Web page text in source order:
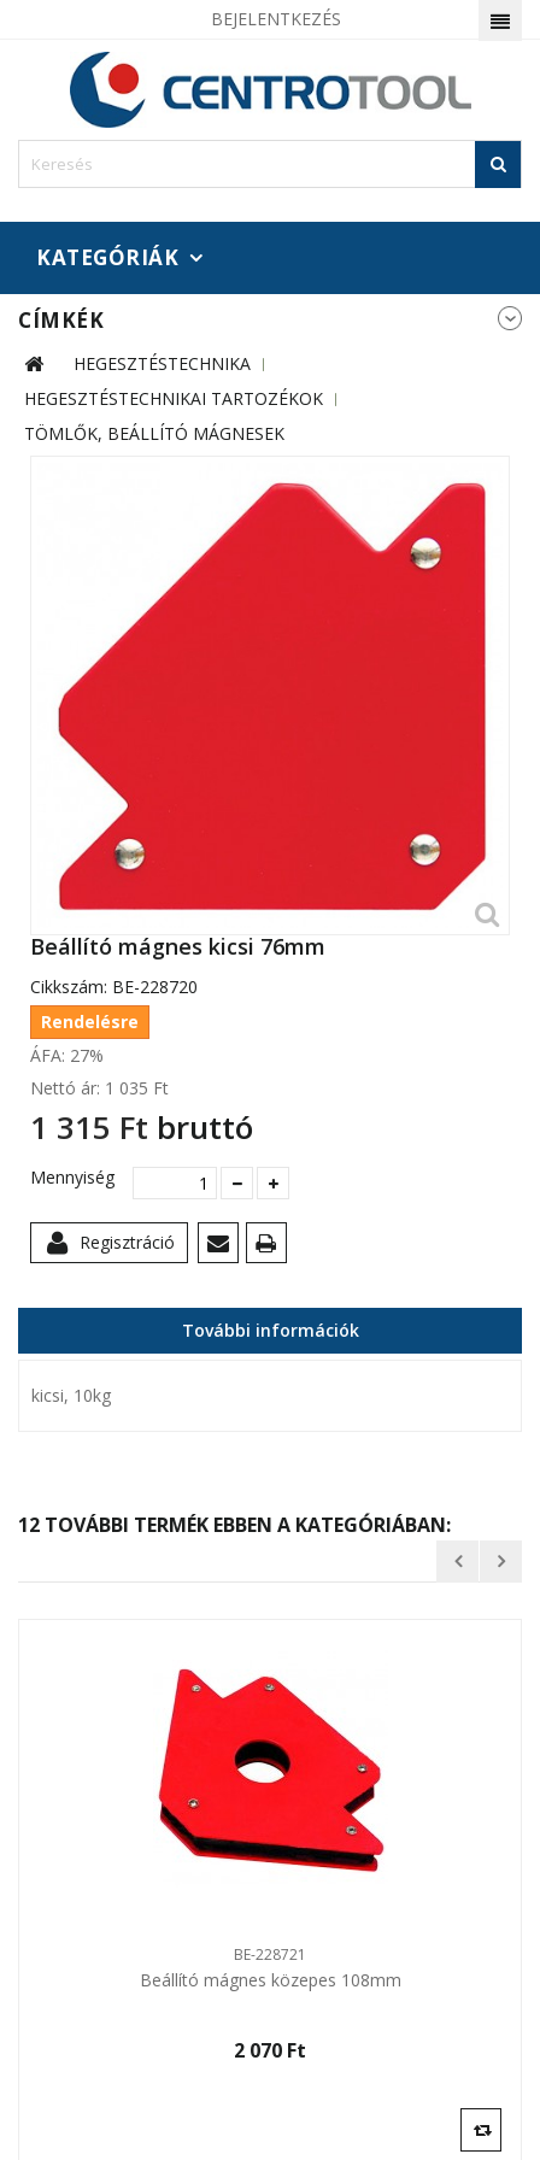
BEJELENTKEZÉS
KATEGÓRIÁK
CÍMKÉK
HEGESZTÉSTECHNIKA
HEGESZTÉSTECHNIKAI TARTOZÉKOK
TÖMLŐK, BEÁLLÍTÓ MÁGNESEK
Beállító mágnes kicsi 76mm
Cikkszám: BE-228720
Rendelésre
ÁFA: 27%
Nettó ár: 1 035 Ft‎
1 315 Ft‎ bruttó
Mennyiség
Regisztráció
További információk
kicsi, 10kg
12 TOVÁBBI TERMÉK EBBEN A KATEGÓRIÁBAN:
BE-228721
Beállító mágnes közepes 108mm
2 070 Ft‎